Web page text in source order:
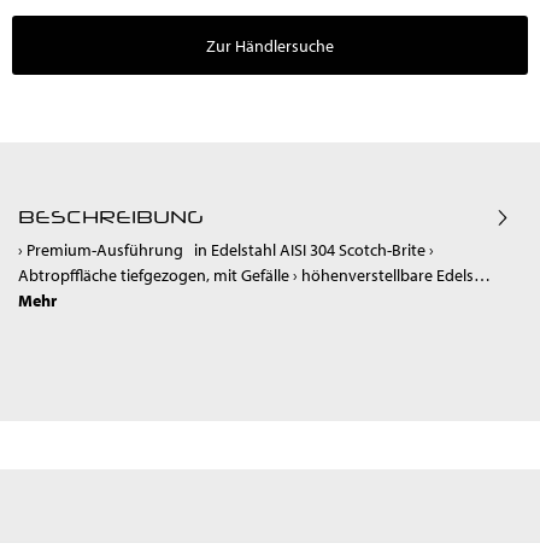
Zur Händlersuche
BESCHREIBUNG
› Premium-Ausführung in Edelstahl AISI 304 Scotch-Brite ›
Abtropffläche tiefgezogen, mit Gefälle › höhenverstellbare Edels…
Mehr